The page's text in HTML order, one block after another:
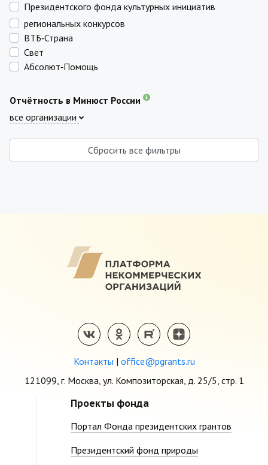
Президентского фонда культурных инициатив
региональных конкурсов
ВТБ‑Страна
Свет
Абсолют‑Помощь
Отчётность в Минюст России
все организации
Сбросить все фильтры
Контакты | office@pgrants.ru
121099, г. Москва, ул. Композиторская, д. 25/5, стр. 1
Проекты фонда
Портал Фонда президентских грантов
Президентский фонд природы